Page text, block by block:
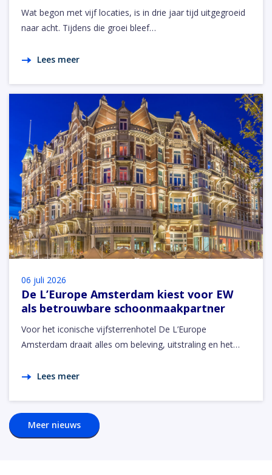
Wat begon met vijf locaties, is in drie jaar tijd uitgegroeid
naar acht. Tijdens die groei bleef…
Lees meer
06 juli 2026
De L’Europe Amsterdam kiest voor EW
als betrouwbare schoonmaakpartner
Voor het iconische vijfsterrenhotel De L’Europe
Amsterdam draait alles om beleving, uitstraling en het…
Lees meer
Meer nieuws